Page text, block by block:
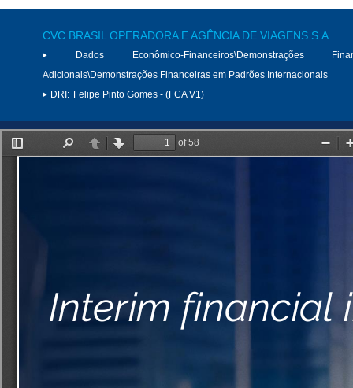
CVC BRASIL OPERADORA E AGÊNCIA DE VIAGENS S.A.
Dados Econômico-Financeiros\Demonstrações
Adicionais\Demonstrações Financeiras em Padrões Internacionais
DRI: Felipe Pinto Gomes - (FCA V1)